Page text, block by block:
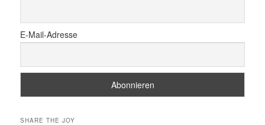
E-Mail-Adresse
SHARE THE JOY